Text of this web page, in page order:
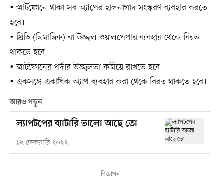
• স্মার্টফোনে থাকা সব অ্যাপের হালনাগাদ সংস্করণ ব্যবহার করতে
হবে।
• থ্রিডি (ত্রিমাত্রিক) বা উজ্জ্বল ওয়ালপেপার ব্যবহার থেকে বিরত
থাকতে হবে।
• স্মার্টফোনের পর্দার উজ্জ্বলতা কমিয়ে রাখতে হবে।
• একসঙ্গে একাধিক অ্যাপ ব্যবহার করা থেকে বিরত থাকতে হবে।
আরও পড়ুন
ল্যাপটপের ব্যাটারি ভালো আছে তো
১২ ফেব্রুয়ারি ২০২২